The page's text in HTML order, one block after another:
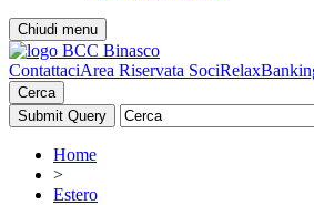
Chiudi menu
ContattaciArea Riservata Soci
Cerca
Home
>
Estero